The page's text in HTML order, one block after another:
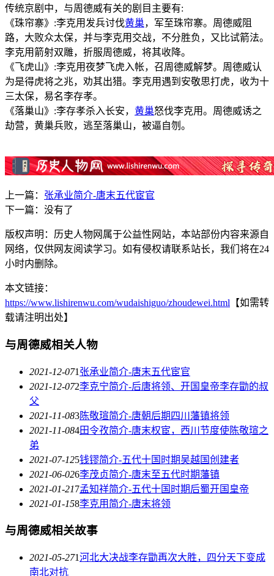
传统京剧中，与周德威有关的剧目主要有:
《珠帘寨》:李克用发兵讨伐黄巢，军至珠帘寨。周德威阻
路，大败众太保，并与李克用交战，不分胜负，又比试箭法。
李克用箭射双雕，折服周德威，将其收降。
《飞虎山》:李克用夜梦飞虎入帐，召周德威解梦。周德威认
为是得虎将之兆，劝其出猎。李克用遇到安敬思打虎，收为十
三太保，易名李存孝。
《落巢山》:李存孝杀入长安， 黄巢怒伐李克用。周德威诱之
劫营，黄巢兵败，逃至落巢山，被逼自刎。
上一篇： 张承业简介-唐末五代宦官
下一篇：没有了
版权声明：历史人物网属于公益性网站，本站部份内容来源自
网络，仅供网友阅读学习。如有侵权请联系站长，我们将在24
小时内删除。
本文链接：
https://www.lishirenwu.com/wudaishiguo/zhoudewei.html 【如需转
载请注明出处】
与周德威相关人物
2021-12-071 张承业简介-唐末五代宦官
2021-12-072李克宁简介-后唐将领、开国皇帝李存勖的叔
父
2021-11-083陈敬瑄简介-唐朝后期四川藩镇将领
2021-11-084田令孜简介-唐末权宦，西川节度使陈敬瑄之
弟
2021-07-125钱镠简介-五代十国时期吴越国创建者
2021-06-026李茂贞简介-唐末至五代时期藩镇
2021-01-217孟知祥简介-五代十国时期后蜀开国皇帝
2021-01-158李克用简介-唐末将领
与周德威相关故事
2021-05-271河北大决战李存勖再次大胜，四分天下变成
南北对抗